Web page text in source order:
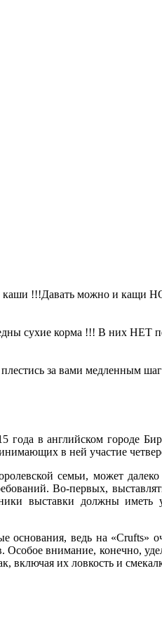
каши !!!Давать можно и кащи
сухие корма !!! В них НЕТ
за вами медленным
года в английском городе
в ней участие
семьи, может
Во-первых,
выставки должны
ведь на «Crufts»
внимание, конечно,
включая их ловкость и